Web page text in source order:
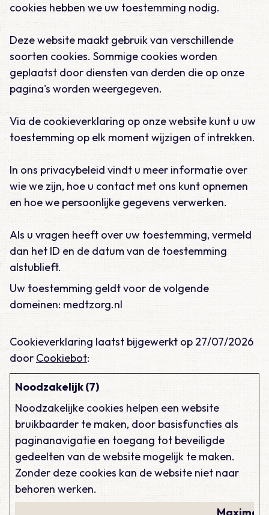
cookies hebben we uw toestemming nodig.
Deze website maakt gebruik van verschillende
soorten cookies. Sommige cookies worden
geplaatst door diensten van derden die op onze
pagina's worden weergegeven.
Via de cookieverklaring op onze website kunt u uw
toestemming op elk moment wijzigen of intrekken.
In ons privacybeleid vindt u meer informatie over
wie we zijn, hoe u contact met ons kunt opnemen
en hoe we persoonlijke gegevens verwerken.
Als u vragen heeft over uw toestemming, vermeld
dan het ID en de datum van de toestemming
alstublieft.
Uw toestemming geldt voor de volgende
domeinen: medtzorg.nl
Cookieverklaring laatst bijgewerkt op 27/07/2026
door Cookiebot:
Noodzakelijk (7)
Noodzakelijke cookies helpen een website
bruikbaarder te maken, door basisfuncties als
paginanavigatie en toegang tot beveiligde
gedeelten van de website mogelijk te maken.
Zonder deze cookies kan de website niet naar
behoren werken.